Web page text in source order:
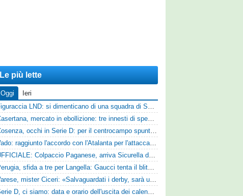
Le più lette
Oggi
Ieri
Figuraccia LND: si dimenticano di una squadra di Serie D, è da rifare il programma Coppa Italia
Casertana, mercato in ebollizione: tre innesti di spessore per lo scacchiere di Vinicio Espinal
Cosenza, occhi in Serie D: per il centrocampo spunta anche Gerardo Di Gilio
Vado: raggiunto l'accordo con l'Atalanta per l'attaccante Frederick Samuel Ndongue
UFFICIALE: Colpaccio Paganese, arriva Sicurella dalla Scafatese
Perugia, sfida a tre per Langella: Gaucci tenta il blitz per il centrocampista del Cosenza
Varese, mister Ciceri: «Salvaguardati i derby, sarà un campionato avvincente»
Serie D, ci siamo: data e orario dell'uscita dei calendari ufficiali